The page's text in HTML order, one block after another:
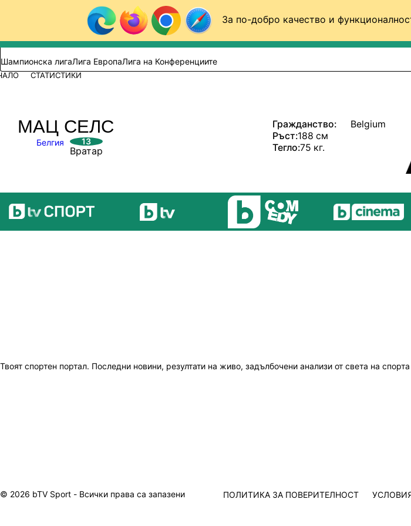
За по-добро качество и
Към съдържанието
Търси в сайта
ВИДЕО ФУТБОЛ (БГ)
Шампионска лигаЛига ЕвропаЛига на Конференциите
СТАТИСТИКИ
МАЦ СЕЛС
Белгия 13
Вратар
Гражданство:
Belgium
Ръст:188 см
Тегло:75 кг.
Твоят спортен портал. Последни новини, резултати на живо, задълбочени анализи от света на спорта
© 2026 bTV Sport - Всички права са запазени ПОЛИТИКА ЗА ПОВЕРИТЕЛНОСТ